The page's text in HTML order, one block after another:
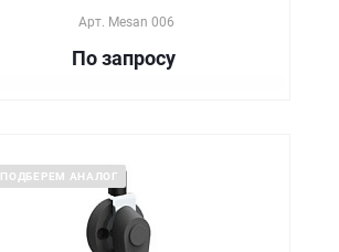
Арт. Mesan 006
По запросу
ПОДБЕРЕМ АНАЛОГ